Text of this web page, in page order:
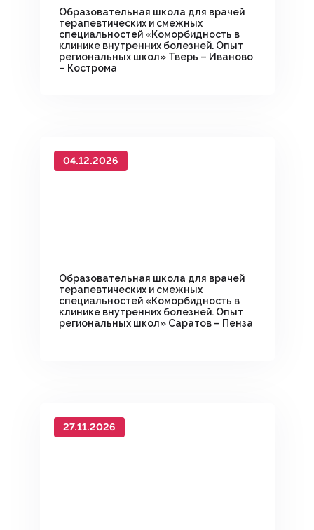
Образовательная школа для врачей
терапевтических и смежных
специальностей «Коморбидность в
клинике внутренних болезней. Опыт
региональных школ» Тверь – Иваново
– Кострома
04.12.2026
Образовательная школа для врачей
терапевтических и смежных
специальностей «Коморбидность в
клинике внутренних болезней. Опыт
региональных школ» Саратов – Пенза
27.11.2026